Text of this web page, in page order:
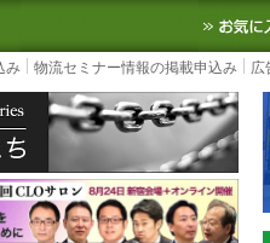
ュースサイト
3PL, SCMなど国内外の最
み 物流セミナー情報の掲載申込み 広